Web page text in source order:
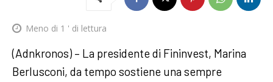
Meno di 1 ' di lettura
(Adnkronos) – La presidente di Fininvest, Marina
Berlusconi, da tempo sostiene una sempre